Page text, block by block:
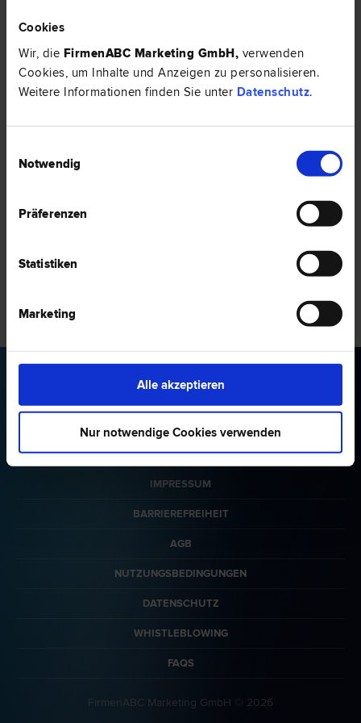
Cookies
Wir, die FirmenABC Marketing GmbH, verwenden
Cookies, um Inhalte und Anzeigen zu personalisieren.
Weitere Informationen finden Sie unter Datenschutz.
Notwendig
Präferenzen
Statistiken
Marketing
Alle akzeptieren
Nur notwendige Cookies verwenden
Zur Startseite
ÜBER MEINANWALT.AT
IMPRESSUM
BARRIEREFREIHEIT
AGB
NUTZUNGSBEDINGUNGEN
DATENSCHUTZ
WHISTLEBLOWING
FAQS
FirmenABC Marketing GmbH © 2026